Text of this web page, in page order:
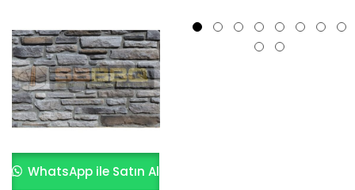
WhatsApp ile Satın Al